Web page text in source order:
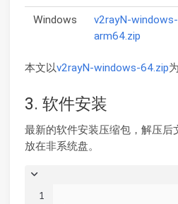
Windows
v2rayN-windows-
arm64.zip
本文以v2rayN-windows-64.zip
3. 软件安装
最新的软件安装压缩包，解压后
放在非系统盘。
1